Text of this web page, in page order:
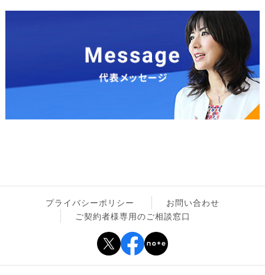
プライバシーポリシー
お問い合わせ
ご契約者様専用のご相談窓口